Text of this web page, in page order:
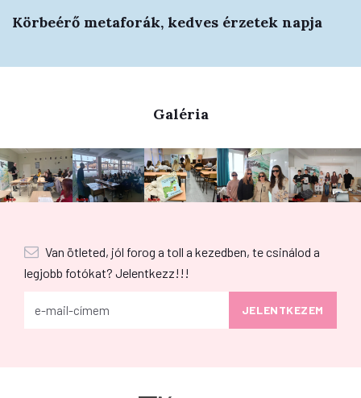
Körbeérő metaforák, kedves érzetek napja
Galéria
Van ötleted, jól forog a toll a kezedben, te csinálod a
legjobb fotókat? Jelentkezz!!!